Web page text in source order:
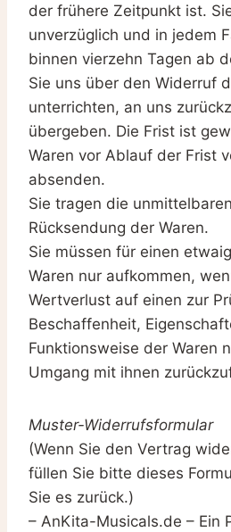
der frühere Zeitpunkt ist.
unverzüglich und in jedem
binnen vierzehn Tagen ab
Sie uns über den Widerruf
unterrichten, an uns
übergeben. Die Frist ist
Waren vor Ablauf der Frist
absenden.
Sie tragen die
Rücksendung der Waren.
Sie müssen für einen
Waren nur aufkommen,
Wertverlust auf einen zur
Beschaffenheit,
Funktionsweise der Waren
Umgang mit ihnen
Muster-Widerrufsformular
(Wenn Sie den Vertrag
füllen Sie bitte dieses
Sie es zurück.)
– AnKita-Musicals.de – Ein